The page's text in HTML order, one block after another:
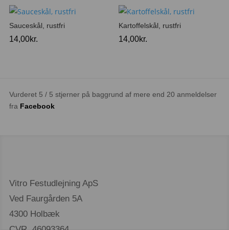
Sauceskål, rustfri
14,00kr.
Kartoffelskål, rustfri
14,00kr.
Vurderet 5 / 5 stjerner på baggrund af mere end 20 anmeldelser
fra Facebook
Vitro Festudlejning ApS
Ved Faurgården 5A
4300 Holbæk